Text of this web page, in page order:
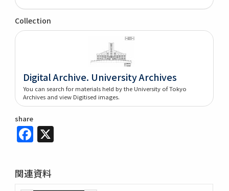
Collection
Digital Archive. University Archives
You can search for materials held by the University of Tokyo
Archives and view Digitised images.
share
Facebook
関連資料